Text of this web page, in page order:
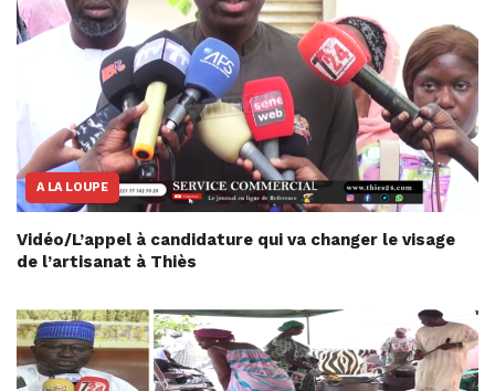
A LA LOUPE
Vidéo/L’appel à candidature qui va changer le visage
de l’artisanat à Thiès